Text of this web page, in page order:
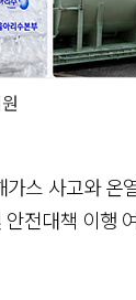
스 사고와 온
전대책 이행